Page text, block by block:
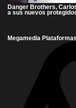
Danger Brothers,
a sus nuevos
Megamedia Plataformas